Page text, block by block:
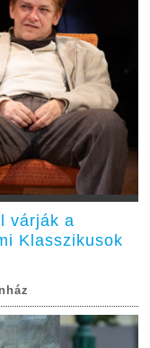
várják a
Klasszikusok